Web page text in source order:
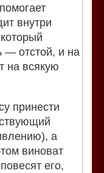
внутри
— отстой, и на
на всякую
принести
а
виноват
его,